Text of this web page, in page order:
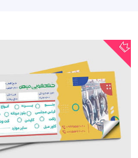
رسید psd خشکشویی